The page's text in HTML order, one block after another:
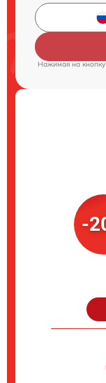
Нажимая на
-